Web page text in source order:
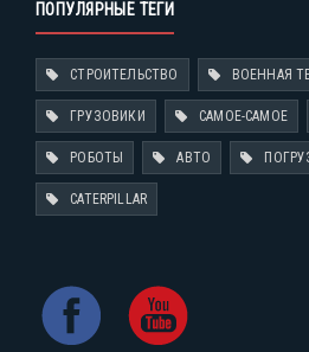
ПОПУЛЯРНЫЕ ТЕГИ
СТРОИТЕЛЬСТВО ВОЕННАЯ
ГРУЗОВИКИ САМОЕ-САМОЕ
РОБОТЫ АВТО
CATERPILLAR